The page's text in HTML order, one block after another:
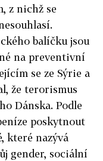
z nichž se
balíčku jsou
na preventivní
se ze Sýrie a
že terorismus
Dánska. Podle
poskytnout
které nazývá
gender, sociální